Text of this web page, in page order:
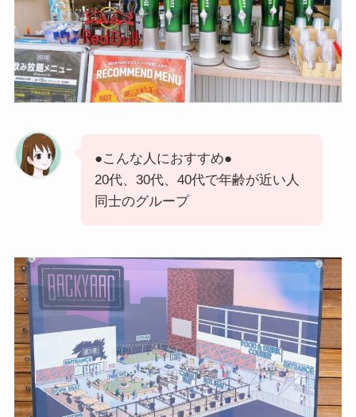
●こんな人におすすめ●
20代、30代、40代で年齢が近い人
同士のグループ